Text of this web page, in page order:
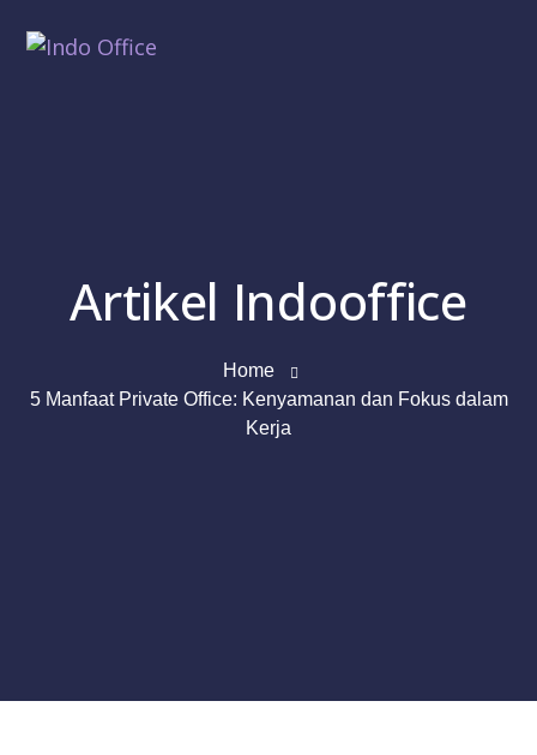
Artikel Indooffice
Home
5 Manfaat Private Office: Kenyamanan dan Fokus dalam
Kerja